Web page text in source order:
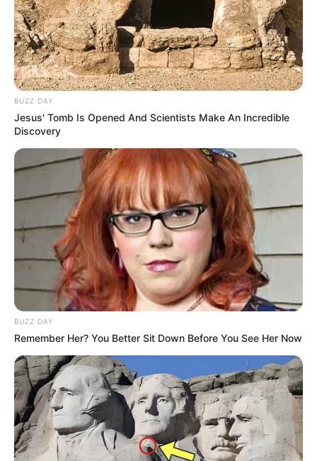
BUZZ DAY
Jesus' Tomb Is Opened And Scientists Make An Incredible
Discovery
BUZZ DAY
Remember Her? You Better Sit Down Before You See Her Now